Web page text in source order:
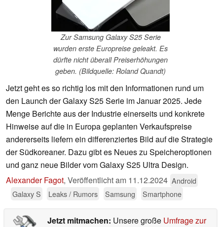
Zur Samsung Galaxy S25 Serie
wurden erste Europreise geleakt. Es
dürfte nicht überall Preiserhöhungen
geben. (Bildquelle: Roland Quandt)
Jetzt geht es so richtig los mit den Informationen rund um
den Launch der Galaxy S25 Serie im Januar 2025. Jede
Menge Berichte aus der Industrie einerseits und konkrete
Hinweise auf die in Europa geplanten Verkaufspreise
andererseits liefern ein differenziertes Bild auf die Strategie
der Südkoreaner. Dazu gibt es Neues zu Speicheroptionen
und ganz neue Bilder vom Galaxy S25 Ultra Design.
Alexander Fagot, Veröffentlicht am 11.12.2024 Android
Galaxy S
Leaks / Rumors Samsung Smartphone
Jetzt mitmachen: Unsere große Umfrage zur